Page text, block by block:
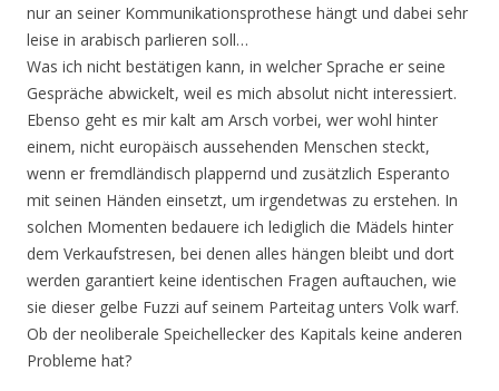
nur an seiner Kommunikationsprothese hängt und dabei sehr
leise in arabisch parlieren soll…
Was ich nicht bestätigen kann, in welcher Sprache er seine
Gespräche abwickelt, weil es mich absolut nicht interessiert.
Ebenso geht es mir kalt am Arsch vorbei, wer wohl hinter
einem, nicht europäisch aussehenden Menschen steckt,
wenn er fremdländisch plappernd und zusätzlich Esperanto
mit seinen Händen einsetzt, um irgendetwas zu erstehen. In
solchen Momenten bedauere ich lediglich die Mädels hinter
dem Verkaufstresen, bei denen alles hängen bleibt und dort
werden garantiert keine identischen Fragen auftauchen, wie
sie dieser gelbe Fuzzi auf seinem Parteitag unters Volk warf.
Ob der neoliberale Speichellecker des Kapitals keine anderen
Probleme hat?